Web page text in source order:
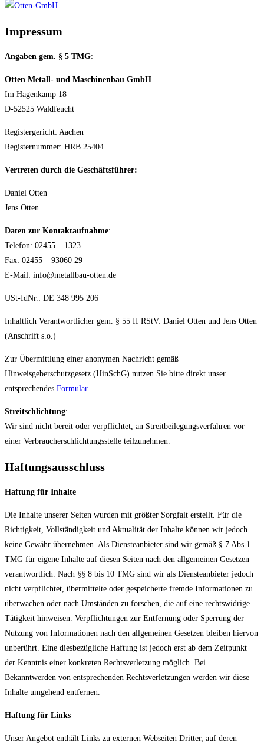
Impressum
Angaben gem. § 5 TMG:
Otten Metall- und Maschinenbau GmbH
Im Hagenkamp 18
D-52525 Waldfeucht
Registergericht: Aachen
Registernummer: HRB 25404
Vertreten durch die Geschäftsführer:
Daniel Otten
Jens Otten
Daten zur Kontaktaufnahme:
Telefon: 02455 – 1323
Fax: 02455 – 93060 29
E-Mail: info@metallbau-otten.de
USt-IdNr.: DE 348 995 206
Inhaltlich Verantwortlicher gem. § 55 II RStV: Daniel Otten und Jens Otten
(Anschrift s.o.)
Zur Übermittlung einer anonymen Nachricht gemäß
Hinweisgeberschutzgesetz (HinSchG) nutzen Sie bitte direkt unser
entsprechendes Formular.
Streitschlichtung:
Wir sind nicht bereit oder verpflichtet, an Streitbeilegungsverfahren vor
einer Verbraucherschlichtungsstelle teilzunehmen.
Haftungsausschluss
Haftung für Inhalte
Die Inhalte unserer Seiten wurden mit größter Sorgfalt erstellt. Für die
Richtigkeit, Vollständigkeit und Aktualität der Inhalte können wir jedoch
keine Gewähr übernehmen. Als Diensteanbieter sind wir gemäß § 7 Abs.1
TMG für eigene Inhalte auf diesen Seiten nach den allgemeinen Gesetzen
verantwortlich. Nach §§ 8 bis 10 TMG sind wir als Diensteanbieter jedoch
nicht verpflichtet, übermittelte oder gespeicherte fremde Informationen zu
überwachen oder nach Umständen zu forschen, die auf eine rechtswidrige
Tätigkeit hinweisen. Verpflichtungen zur Entfernung oder Sperrung der
Nutzung von Informationen nach den allgemeinen Gesetzen bleiben hiervon
unberührt. Eine diesbezügliche Haftung ist jedoch erst ab dem Zeitpunkt
der Kenntnis einer konkreten Rechtsverletzung möglich. Bei
Bekanntwerden von entsprechenden Rechtsverletzungen werden wir diese
Inhalte umgehend entfernen.
Haftung für Links
Unser Angebot enthält Links zu externen Webseiten Dritter, auf deren